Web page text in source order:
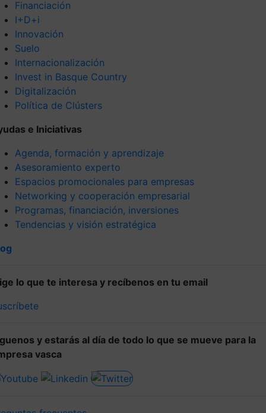
Financiación
I+D+i
Innovación
Suelo
Internacionalización
Invest in Basque Country
Digitalización
Política de Clústers
e Iniciativas
Agenda, formación y aprendizaje
Asesoramiento experto
Espacios promocionales para empresas
Networking y cooperación empresarial
Programas, financiación, inversiones
Tendencias y visión estratégica
lo que te interesa y recíbenos en tu email
y estarás al día de todo lo que se mueve para la
vasca